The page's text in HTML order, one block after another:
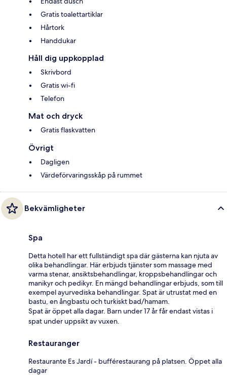
Gratis toalettartiklar
Hårtork
Handdukar
Håll dig uppkopplad
Skrivbord
Gratis wi-fi
Telefon
Mat och dryck
Gratis flaskvatten
Övrigt
Dagligen
Värdeförvaringsskåp på rummet
Bekvämligheter
Spa
Detta hotell har ett fullständigt spa där gästerna kan njuta av
olika behandlingar. Här erbjuds tjänster som massage med
varma stenar, ansiktsbehandlingar, kroppsbehandlingar och
manikyr och pedikyr. En mängd behandlingar erbjuds, som till
exempel ayurvediska behandlingar. Spat är utrustat med en
bastu, en ångbastu och turkiskt bad/hamam.
Spat är öppet alla dagar. Barn under 17 år får endast vistas i
spat under uppsikt av vuxen.
Restauranger
Restaurante Es Jardí - bufférestaurang på platsen. Öppet alla
dagar